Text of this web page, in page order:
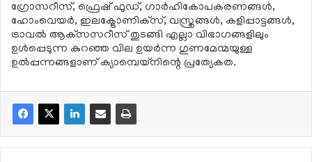
ഗ്രോസറീസ്, ഫ്രെഷ് ഫുഡ്, ഗാര്‍ഹികോപകരണങ്ങള്‍,
ഹോംവെയര്‍, ഇലക്ട്രോണിക്‌സ്, വസ്ത്രങ്ങള്‍, കളിപ്പാട്ടങ്ങള്‍,
ട്രാവല്‍ ആക്‌സസറീസ് തുടങ്ങി എല്ലാ വിഭാഗങ്ങളിലും
ഉള്‍പ്പെടുന്ന കുറഞ്ഞ വില ഉയര്‍ന്ന ഗുണമേന്മയുള്ള
ഉല്‍പ്പന്നങ്ങളാണ് ക്യാമ്പെയ്നിന്റെ പ്രത്യേകത.